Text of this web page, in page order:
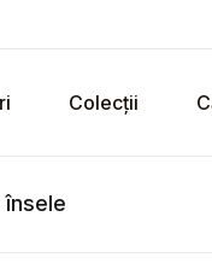
Colecții